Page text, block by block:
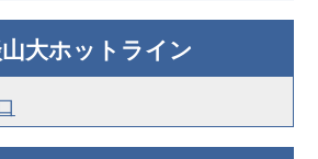
大ホットライン